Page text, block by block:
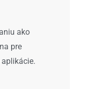
ako
pre